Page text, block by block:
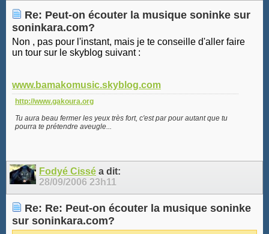
Re: Peut-on écouter la musique soninke sur
soninkara.com?
Non , pas pour l'instant, mais je te conseille d'aller faire
un tour sur le skyblog suivant :
www.bamakomusic.skyblog.com
http://www.gakoura.org
Tu aura beau fermer les yeux très fort, c'est par pour autant que tu
pourra te prétendre aveugle...
Fodyé Cissé a dit:
28/09/2006 23h11
Re: Re: Peut-on écouter la musique soninke
sur soninkara.com?